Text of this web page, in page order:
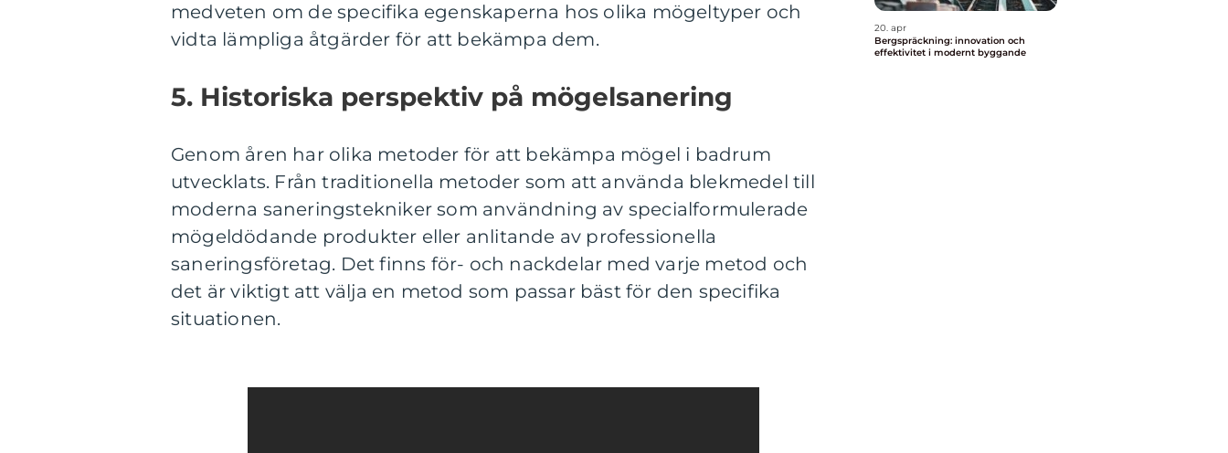
medveten om de specifika egenskaperna hos olika mögeltyper och
vidta lämpliga åtgärder för att bekämpa dem.
5. Historiska perspektiv på mögelsanering
Genom åren har olika metoder för att bekämpa mögel i badrum
utvecklats. Från traditionella metoder som att använda blekmedel till
moderna saneringstekniker som användning av specialformulerade
mögeldödande produkter eller anlitande av professionella
saneringsföretag. Det finns för- och nackdelar med varje metod och
det är viktigt att välja en metod som passar bäst för den specifika
situationen.
20. apr
Bergspräckning: innovation och
effektivitet i modernt byggande